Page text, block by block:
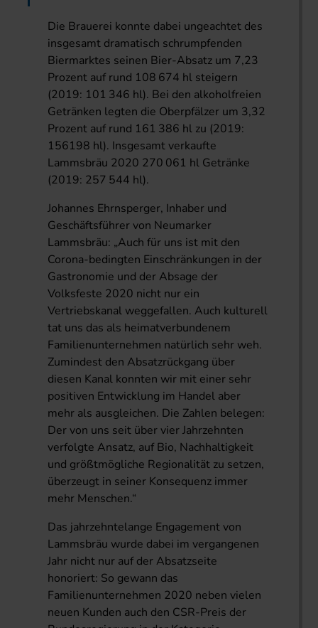
Die Brauerei konnte dabei ungeachtet des
insgesamt dramatisch schrumpfenden
Biermarktes seinen Bier-Absatz um 7,23
Prozent auf rund 108 674 hl steigern
(2019: 101 346 hl). Bei den alkoholfreien
Getränken legten die Oberpfälzer um 3,32
Prozent auf rund 161 386 hl zu (2019:
156198 hl). Insgesamt verkaufte
Lammsbräu 2020 270 061 hl Getränke
(2019: 257 544 hl).
Johannes Ehrnsperger, Inhaber und
Geschäftsführer von Neumarker
Lammsbräu: „Auch für uns ist mit den
Corona-bedingten Einschränkungen in der
Gastronomie und der Absage der
Volksfeste 2020 nicht nur ein
Vertriebskanal weggefallen. Auch kulturell
tat uns das als heimatverbundenem
Familienunternehmen natürlich sehr weh.
Zumindest den Absatzrückgang über
diesen Kanal konnten wir mit einer sehr
positiven Entwicklung im Handel aber
mehr als ausgleichen. Die Zahlen belegen:
Der von uns seit über vier Jahrzehnten
verfolgte Ansatz, auf Bio, Nachhaltigkeit
und größtmögliche Regionalität zu setzen,
überzeugt in seiner Konsequenz immer
mehr Menschen.“
Das jahrzehntelange Engagement von
Lammsbräu wurde dabei im vergangenen
Jahr nicht nur auf der Absatzseite
honoriert: So gewann das
Familienunternehmen 2020 neben vielen
neuen Kunden auch den CSR-Preis der